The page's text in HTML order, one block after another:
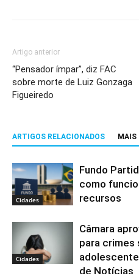
Artigo anterior
“Pensador ímpar”, diz FAC
sobre morte de Luiz Gonzaga
Figueiredo
ARTIGOS RELACIONADOS MAIS
Cidades
Fundo
como
recursos
Cidades
Câmara
para crimes
de Notícias